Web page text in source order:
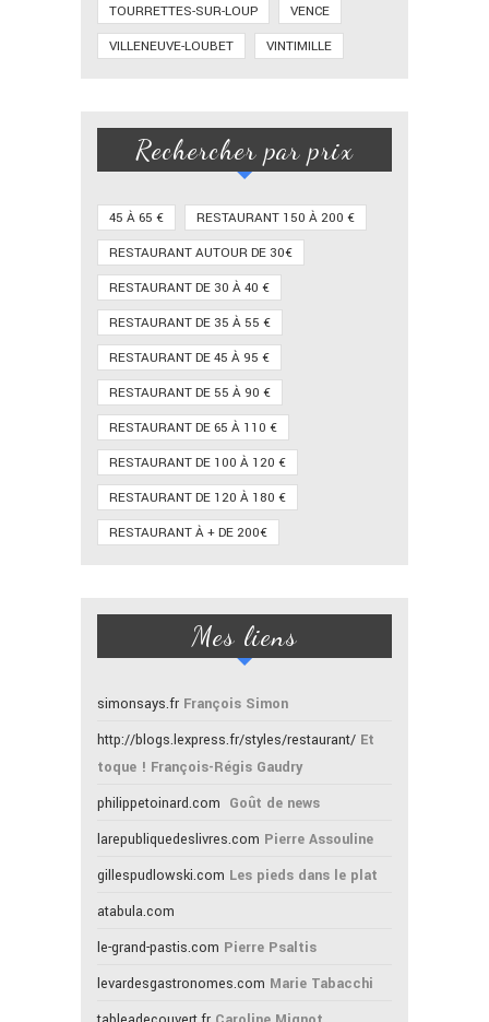
TOURRETTES-SUR-LOUP
VENCE
VILLENEUVE-LOUBET
VINTIMILLE
Rechercher par prix
45 À 65 €
RESTAURANT 150 À 200 €
RESTAURANT AUTOUR DE 30€
RESTAURANT DE 30 À 40 €
RESTAURANT DE 35 À 55 €
RESTAURANT DE 45 À 95 €
RESTAURANT DE 55 À 90 €
RESTAURANT DE 65 À 110 €
RESTAURANT DE 100 À 120 €
RESTAURANT DE 120 À 180 €
RESTAURANT À + DE 200€
Mes liens
simonsays.fr François Simon
http://blogs.lexpress.fr/styles/restaurant/ Et
toque ! François-Régis Gaudry
philippetoinard.com Goût de news
larepubliquedeslivres.com Pierre Assouline
gillespudlowski.com Les pieds dans le plat
atabula.com
le-grand-pastis.com Pierre Psaltis
levardesgastronomes.com Marie Tabacchi